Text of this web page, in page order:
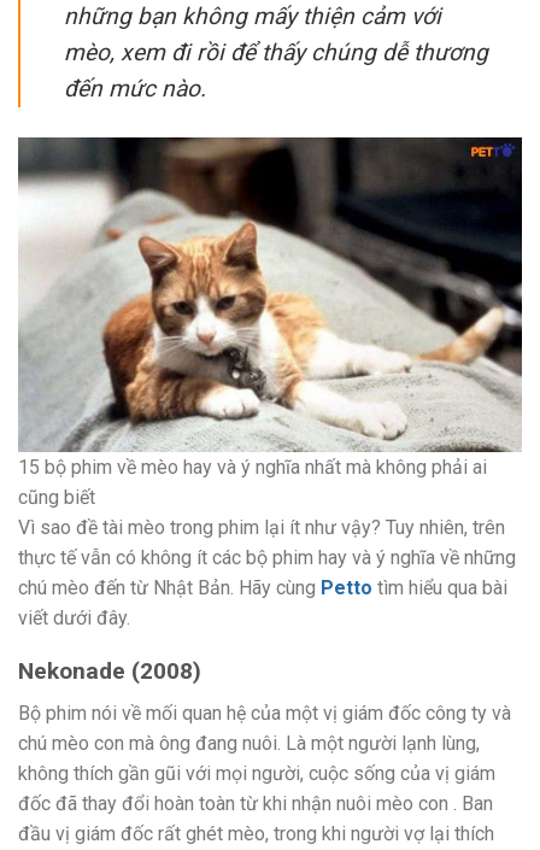
những bạn không mấy thiện cảm với
mèo, xem đi rồi để thấy chúng dễ thương
đến mức nào.
15 bộ phim về mèo hay và ý nghĩa nhất mà không phải ai
cũng biết
Vì sao đề tài mèo trong phim lại ít như vậy? Tuy nhiên, trên
thực tế vẫn có không ít các bộ phim hay và ý nghĩa về những
chú mèo đến từ Nhật Bản. Hãy cùng Petto tìm hiểu qua bài
viết dưới đây.
Nekonade (2008)
Bộ phim nói về mối quan hệ của một vị giám đốc công ty và
chú mèo con mà ông đang nuôi. Là một người lạnh lùng,
không thích gần gũi với mọi người, cuộc sống của vị giám
đốc đã thay đổi hoàn toàn từ khi nhận nuôi mèo con . Ban
đầu vị giám đốc rất ghét mèo, trong khi người vợ lại thích